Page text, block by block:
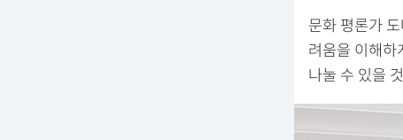
문화 평론가
려움을 이해하
나눌 수 있을